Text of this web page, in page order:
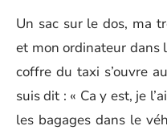
Un sac sur le dos, ma
et mon ordinateur dans
coffre du taxi s’ouvre
suis dit : « Ca y est, je
les bagages dans le